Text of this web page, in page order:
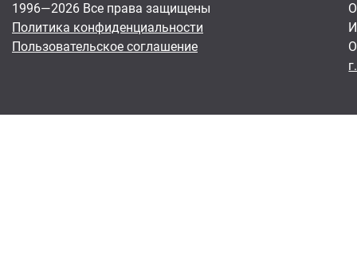
1996—2026 Все права защищены
Политика конфиденциальности
Пользовательское соглашение